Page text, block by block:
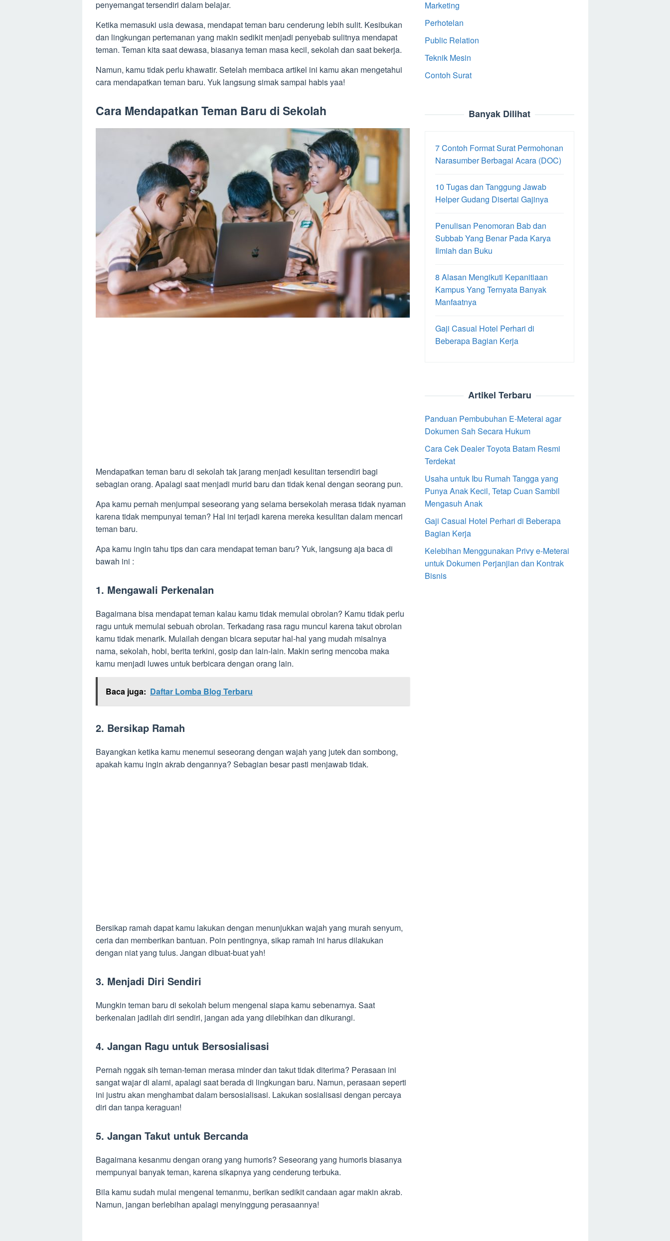
penyemangat tersendiri dalam belajar.
Ketika memasuki usia dewasa, mendapat teman baru cenderung lebih sulit. Kesibukan
dan lingkungan pertemanan yang makin sedikit menjadi penyebab sulitnya mendapat
teman. Teman kita saat dewasa, biasanya teman masa kecil, sekolah dan saat bekerja.
Namun, kamu tidak perlu khawatir. Setelah membaca artikel ini kamu akan mengetahui
cara mendapatkan teman baru. Yuk langsung simak sampai habis yaa!
Cara Mendapatkan Teman Baru di Sekolah
Mendapatkan teman baru di sekolah tak jarang menjadi kesulitan tersendiri bagi
sebagian orang. Apalagi saat menjadi murid baru dan tidak kenal dengan seorang pun.
Apa kamu pernah menjumpai seseorang yang selama bersekolah merasa tidak nyaman
karena tidak mempunyai teman? Hal ini terjadi karena mereka kesulitan dalam mencari
teman baru.
Apa kamu ingin tahu tips dan cara mendapat teman baru? Yuk, langsung aja baca di
bawah ini :
1. Mengawali Perkenalan
Bagaimana bisa mendapat teman kalau kamu tidak memulai obrolan? Kamu tidak perlu
ragu untuk memulai sebuah obrolan. Terkadang rasa ragu muncul karena takut obrolan
kamu tidak menarik. Mulailah dengan bicara seputar hal-hal yang mudah misalnya
nama, sekolah, hobi, berita terkini, gosip dan lain-lain. Makin sering mencoba maka
kamu menjadi luwes untuk berbicara dengan orang lain.
Baca juga: Daftar Lomba Blog Terbaru
2. Bersikap Ramah
Bayangkan ketika kamu menemui seseorang dengan wajah yang jutek dan sombong,
apakah kamu ingin akrab dengannya? Sebagian besar pasti menjawab tidak.
Bersikap ramah dapat kamu lakukan dengan menunjukkan wajah yang murah senyum,
ceria dan memberikan bantuan. Poin pentingnya, sikap ramah ini harus dilakukan
dengan niat yang tulus. Jangan dibuat-buat yah!
3. Menjadi Diri Sendiri
Mungkin teman baru di sekolah belum mengenal siapa kamu sebenarnya. Saat
berkenalan jadilah diri sendiri, jangan ada yang dilebihkan dan dikurangi.
4. Jangan Ragu untuk Bersosialisasi
Pernah nggak sih teman-teman merasa minder dan takut tidak diterima? Perasaan ini
sangat wajar di alami, apalagi saat berada di lingkungan baru. Namun, perasaan seperti
ini justru akan menghambat dalam bersosialisasi. Lakukan sosialisasi dengan percaya
diri dan tanpa keraguan!
5. Jangan Takut untuk Bercanda
Bagaimana kesanmu dengan orang yang humoris? Seseorang yang humoris biasanya
mempunyai banyak teman, karena sikapnya yang cenderung terbuka.
Bila kamu sudah mulai mengenal temanmu, berikan sedikit candaan agar makin akrab.
Namun, jangan berlebihan apalagi menyinggung perasaannya!
Marketing
Perhotelan
Public Relation
Teknik Mesin
Contoh Surat
Banyak Dilihat
7 Contoh Format Surat Permohonan
Narasumber Berbagai Acara (DOC)
10 Tugas dan Tanggung Jawab
Helper Gudang Disertai Gajinya
Penulisan Penomoran Bab dan
Subbab Yang Benar Pada Karya
Ilmiah dan Buku
8 Alasan Mengikuti Kepanitiaan
Kampus Yang Ternyata Banyak
Manfaatnya
Gaji Casual Hotel Perhari di
Beberapa Bagian Kerja
Artikel Terbaru
Panduan Pembubuhan E-Meterai agar
Dokumen Sah Secara Hukum
Cara Cek Dealer Toyota Batam Resmi
Terdekat
Usaha untuk Ibu Rumah Tangga yang
Punya Anak Kecil, Tetap Cuan Sambil
Mengasuh Anak
Gaji Casual Hotel Perhari di Beberapa
Bagian Kerja
Kelebihan Menggunakan Privy e-Meterai
untuk Dokumen Perjanjian dan Kontrak
Bisnis